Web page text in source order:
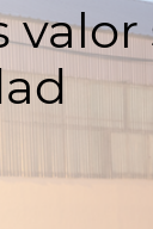
valor